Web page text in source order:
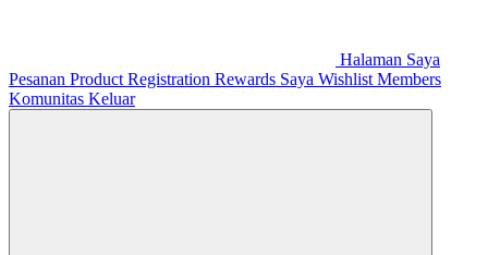
Halaman Saya
Pesanan Product Registration Rewards Saya Wishlist Members
Komunitas Keluar